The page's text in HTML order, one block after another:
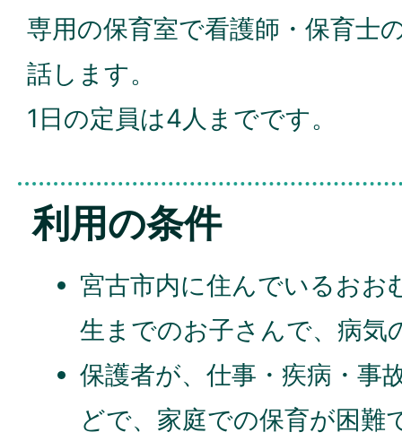
専用の保育室で看護師・保育士
話します。
1日の定員は4人までです。
利用の条件
宮古市内に住んでいるおお
生までのお子さんで、病気
保護者が、仕事・疾病・事
どで、家庭での保育が困難